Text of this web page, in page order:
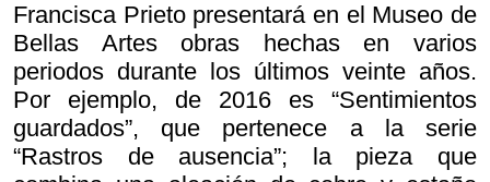
Francisca Prieto presentará en el Museo de
Bellas Artes obras hechas en varios
periodos durante los últimos veinte años.
Por ejemplo, de 2016 es “Sentimientos
guardados”, que pertenece a la serie
“Rastros de ausencia”; la pieza que